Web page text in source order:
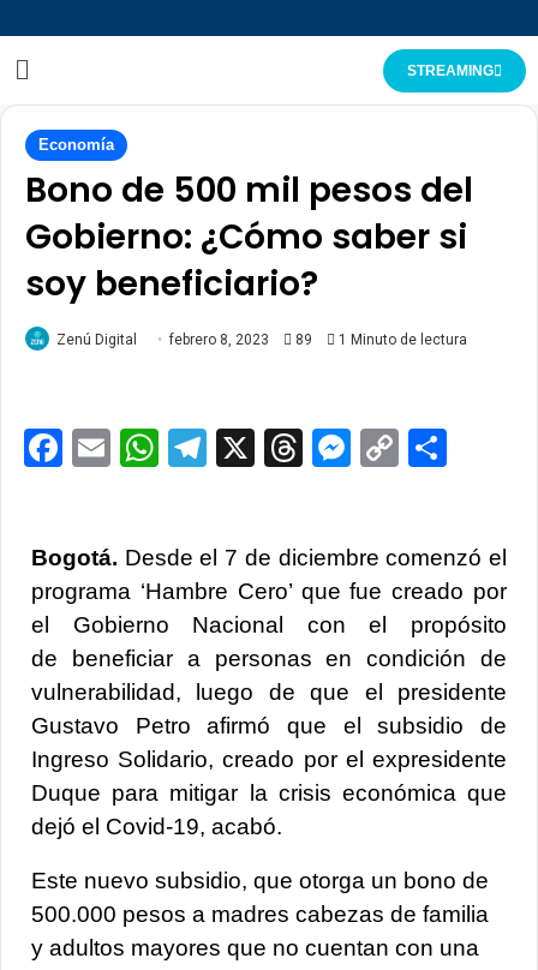
STREAMING
Economía
Bono de 500 mil pesos del
Gobierno: ¿Cómo saber si
soy beneficiario?
Zenú Digital febrero 8, 2023 89 1 Minuto de lectura
Facebook
EmailWhatsApp
Telegram
X ThreadsCopy
Bogotá. Desde el 7 de diciembrecomenzó el
programa ‘Hambre Cero’ que fue creado por
el Gobierno Nacional
con el propósito
de beneficiar a personas en condición de
vulnerabilidad, luego de que el presidente
Gustavo Petro afirmó que el subsidio de
Ingreso Solidario, creado por el expresidente
Duque para mitigar la crisis económica que
dejó el Covid-19, acabó.
Este nuevo subsidio, que otorga un bono de
500.000 pesos a madres cabezas de familia
y adultos mayores que no cuentan con una